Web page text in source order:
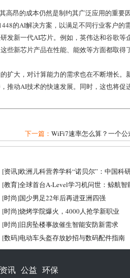
高昂的成本仍然是制约其广泛应用的重要
的AI解决方案，以满足不同行业客户的需
发新一代AI芯片。例如，英伟达和谷歌等
些新芯片产品在性能、能效等方面都取得
扩大，对计算能力的需求也在不断增长。
推动AI技术的快速发展。同时，这也将促
下一篇： WiFi7速率怎么算？一个公
[资讯]欧洲儿科营养学科“诺贝尔”：中国科
[教育]全球首台A-Level学习机问世：鲸航智
[时尚]国少男足22年后再进亚洲四强
[时尚]烧烤学院爆火，4000人抢学新职业
[时尚]旧房坠楼事故催生智能安防新需求
[数码]电动车头盔存放妙招与数码配件指南
资讯 公益 环保